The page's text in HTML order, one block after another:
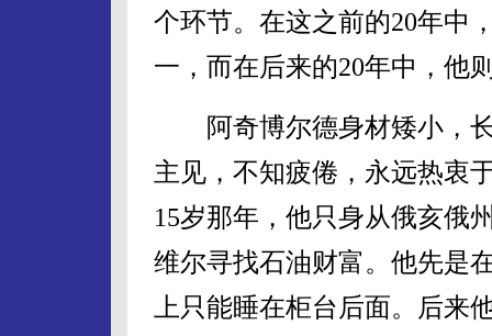
个环节。在这之前的20年中
一，而在后来的20年中，他
阿奇博尔德身材矮小，长
主见，不知疲倦，永远热衷
15岁那年，他只身从俄亥俄
维尔寻找石油财富。他先是
上只能睡在柜台后面。后来